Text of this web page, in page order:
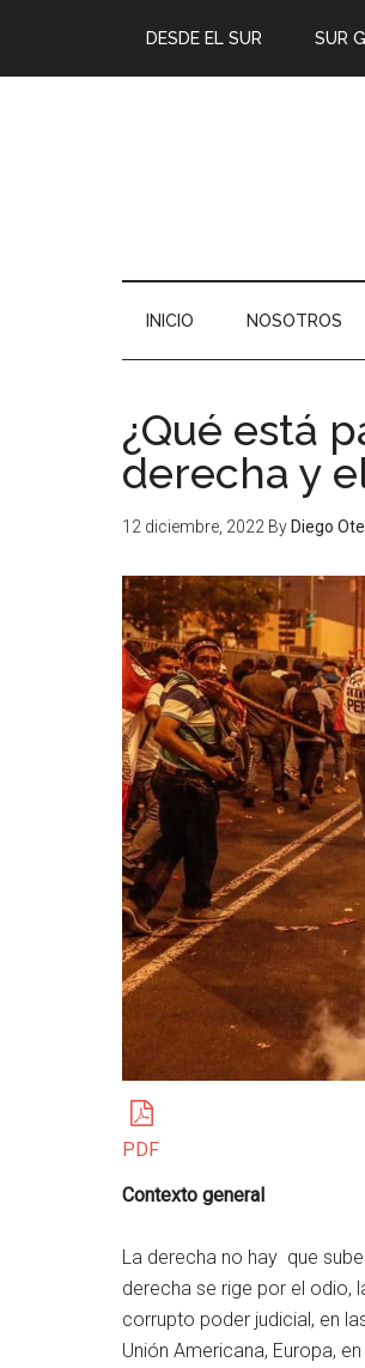
DESDE EL SUR SUR
INICIO NOSOTROS
¿Qué está
derecha y
12 diciembre, 2022 By Diego
PDF
Contexto general
La derecha no hay que
derecha se rige por el odio,
corrupto poder judicial, en
Unión Americana, Europa,